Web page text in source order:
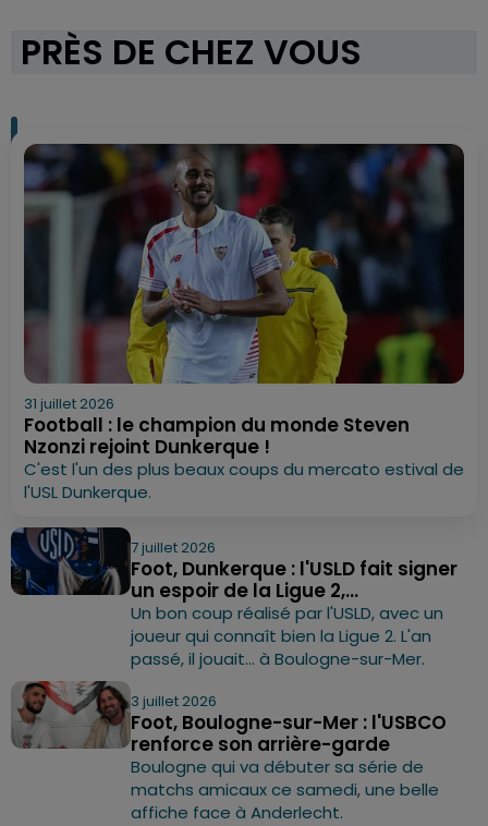
PRÈS DE CHEZ VOUS
31 juillet 2026
Football : le champion du monde Steven
Nzonzi rejoint Dunkerque !
C'est l'un des plus beaux coups du mercato estival de
l'USL Dunkerque.
7 juillet 2026
Foot, Dunkerque : l'USLD fait signer
un espoir de la Ligue 2,...
Un bon coup réalisé par l'USLD, avec un
joueur qui connaît bien la Ligue 2. L'an
passé, il jouait... à Boulogne-sur-Mer.
3 juillet 2026
Foot, Boulogne-sur-Mer : l'USBCO
renforce son arrière-garde
Boulogne qui va débuter sa série de
matchs amicaux ce samedi, une belle
affiche face à Anderlecht.